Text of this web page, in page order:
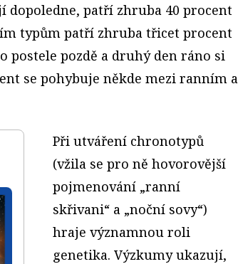
patří zhruba 40 procent
typům patří zhruba třicet procent
postele pozdě a druhý den ráno si
se pohybuje někde mezi ranním a
Při utváření chronotypů
(vžila se pro ně hovorovější
pojmenování „ranní
skřivani“ a „noční sovy“)
hraje významnou roli
genetika. Výzkumy ukazují,